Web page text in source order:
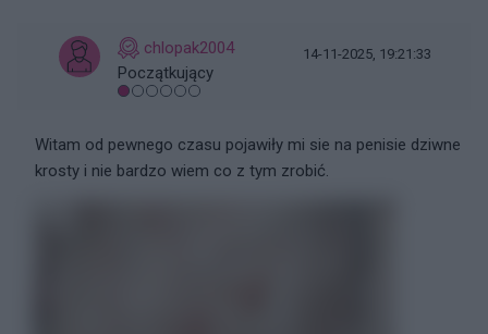
chlopak2004
Początkujący
14-11-2025, 19:21:33
Witam od pewnego czasu pojawiły mi sie na penisie dziwne
krosty i nie bardzo wiem co z tym zrobić.